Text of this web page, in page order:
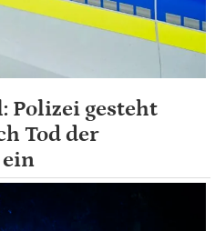
Polizei gesteht
Tod der